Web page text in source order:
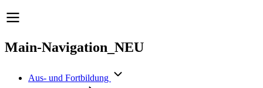
Main-Navigation_NEU
Aus- und Fortbildung